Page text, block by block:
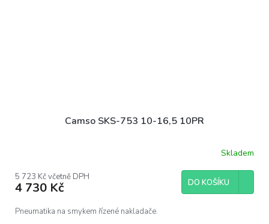
Camso SKS-753 10-16,5 10PR
Skladem
5 723 Kč včetně DPH
4 730 Kč DO KOŠÍKU
Pneumatika na smykem řízené nakladače.